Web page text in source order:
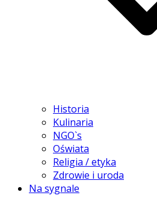
Historia
Kulinaria
NGO`s
Oświata
Religia / etyka
Zdrowie i uroda
Na sygnale